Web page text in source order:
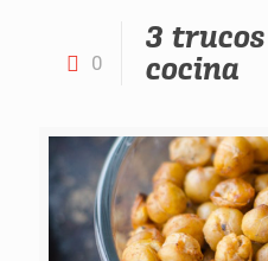
0
3
cocina